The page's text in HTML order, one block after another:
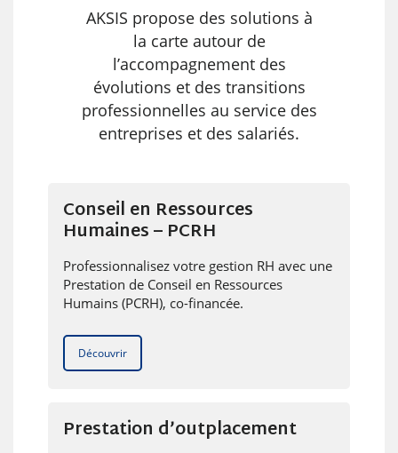
AKSIS propose des solutions à
la carte autour de
l’accompagnement des
évolutions et des transitions
professionnelles au service des
entreprises et des salariés.
Conseil en Ressources
Humaines – PCRH
Professionnalisez votre gestion RH avec une
Prestation de Conseil en Ressources
Humains (PCRH), co-financée.
Découvrir
Prestation d’outplacement